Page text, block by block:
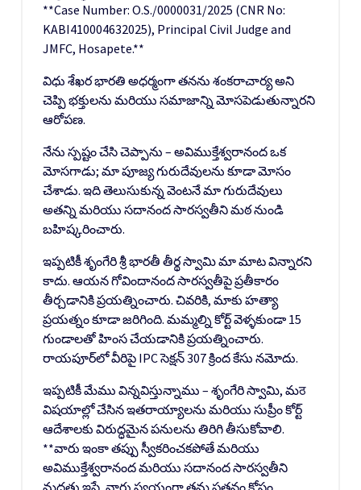
**Case Number: O.S./0000031/2025 (CNR No:
KABI410004632025), Principal Civil Judge and
JMFC, Hosapete.**
విధు శేఖర భారతి అధర్మంగా తనను శంకరాచార్య అని
చెప్పి భక్తులను మరియు సమాజాన్ని మోసపెడుతున్నారని
ఆరోపణ.
నేను స్పష్టం చేసి చెప్పాను – అవిముక్తేశ్వరానంద ఒక
మోసగాడు; మా పూజ్య గురుదేవులను కూడా మోసం
చేశాడు. ఇది తెలుసుకున్న వెంటనే మా గురుదేవులు
అతన్ని మరియు సదానంద సారస్వతీని మఠ నుండి
బహిష్కరించారు.
ఇప్పటికీ శృంగేరి శ్రీ భారతీ తీర్థ స్వామి మా మాట విన్నారని
కాదు. ఆయన గోవిందానంద సారస్వతీపై ప్రతీకారం
తీర్చడానికి ప్రయత్నించారు. చివరికి, మాకు హత్యా
ప్రయత్నం కూడా జరిగింది. మమ్మల్ని కోర్ట్ వెళ్ళకుండా 15
గుండాలతో హింస చేయడానికి ప్రయత్నించారు.
రాయపూర్‌లో వీరిపై IPC సెక్షన్ 307 క్రింద కేసు నమోదు.
ఇప్పటికీ మేము విన్నవిస్తున్నాము – శృంగేరి స్వామి, మठ
విషయాల్లో చేసిన ఇతరాయ్యాలను మరియు సుప్రీం కోర్ట్
ఆదేశాలకు విరుద్ధమైన పనులను తిరిగి తీసుకోవాలి.
**వారు ఇంకా తప్పు స్వీకరించకపోతే మరియు
అవిముక్తేశ్వరానంద మరియు సదానంద సారస్వతీని
మద్దతు ఇస్తే, వారు స్వయంగా తమ పతనం కోసం